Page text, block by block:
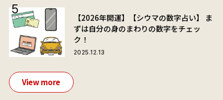
【2026年開運】【シウマの数字占い】 ま
ずは自分の身のまわりの数字をチェッ
ク！
2025.12.13
View more